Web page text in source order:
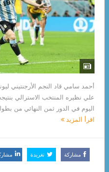
أحمد سامي قاد النجم الأرجنتيني
اليوم في الدور ثمن النهائي من بطوله
اقرأ المزيد
مشاركة تغريدة